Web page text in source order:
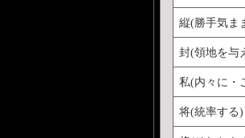
縦(勝手気ま
封(領地を与
私(内々に・
将(統率する)